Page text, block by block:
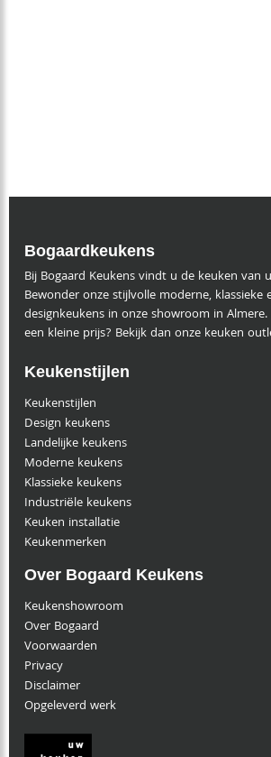
Bogaardkeukens
Bij Bogaard Keukens vindt u de keuken van
Bewonder onze stijlvolle moderne, klassieke
designkeukens in onze showroom in
een kleine prijs? Bekijk dan onze keuken
Keukenstijlen
Keukenstijlen
Design keukens
Landelijke keukens
Moderne keukens
Klassieke keukens
Industriële keukens
Keuken installatie
Keukenmerken
Over Bogaard Keukens
Keukenshowroom
Over Bogaard
Voorwaarden
Privacy
Disclaimer
Opgeleverd werk